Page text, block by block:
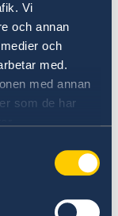
Vi
och annan
och
med.
med annan
som de har
lagar och
Sverige.
är